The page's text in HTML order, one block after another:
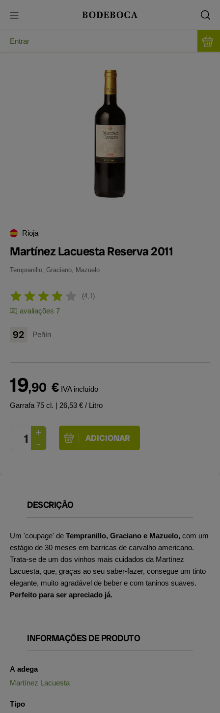
Entrar
Rioja
Martínez Lacuesta Reserva 2011
Tempranillo, Graciano, Mazuelo
4,1
avaliações 7
92 Peñín
19,90 € IVA incluído
Garrafa 75 cl. | 26,53 € / Litro
DESCRIÇÃO
Um 'coupage' de Tempranillo, Graciano e Mazuelo, com um
estágio de 30 meses em barricas de carvalho americano.
Trata-se de um dos vinhos mais cuidados da Martínez
Lacuesta, que, graças ao seu saber-fazer, consegue um tinto
elegante, muito agradável de beber e com taninos suaves.
Perfeito para ser apreciado já.
INFORMAÇÕES DE PRODUTO
A adega
Martínez Lacuesta
Tipo